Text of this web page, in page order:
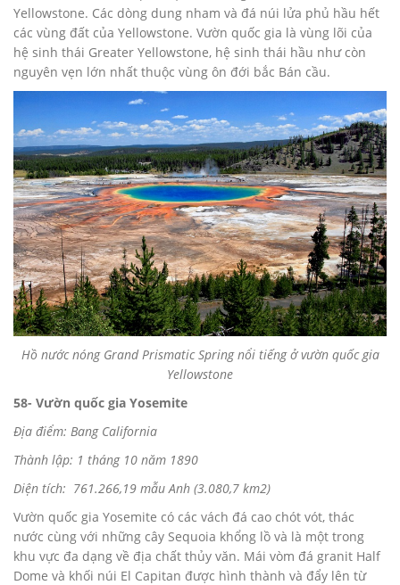
Yellowstone. Các dòng dung nham và đá núi lửa phủ hầu hết
các vùng đất của Yellowstone. Vườn quốc gia là vùng lõi của
hệ sinh thái Greater Yellowstone, hệ sinh thái hầu như còn
nguyên vẹn lớn nhất thuộc vùng ôn đới bắc Bán cầu.
Hồ nước nóng Grand Prismatic Spring nổi tiếng ở vườn quốc gia
Yellowstone
58- Vườn quốc gia Yosemite
Địa điểm: Bang California
Thành lập: 1 tháng 10 năm 1890
Diện tích: 761.266,19 mẫu Anh (3.080,7 km2)
Vườn quốc gia Yosemite có các vách đá cao chót vót, thác
nước cùng với những cây Sequoia khổng lồ và là một trong
khu vực đa dạng về địa chất thủy văn. Mái vòm đá granit Half
Dome và khối núi El Capitan được hình thành và đẩy lên từ